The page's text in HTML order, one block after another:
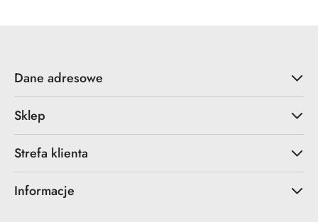
Dane adresowe
Sklep
Strefa klienta
Informacje